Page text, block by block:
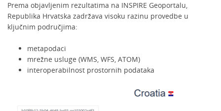
Prema objavljenim rezultatima na INSPIRE Geoportalu,
Republika Hrvatska zadržava visoku razinu provedbe u
ključnim područjima:
metapodaci
mrežne usluge (WMS, WFS, ATOM)
interoperabilnost prostornih podataka